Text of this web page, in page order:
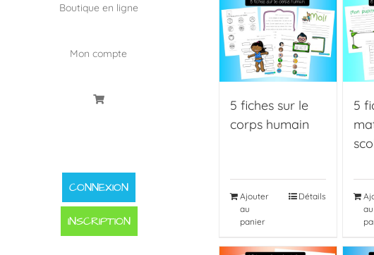
Boutique en ligne
Mon compte
CONNEXION
INSCRIPTION
5 fiches sur le
corps humain
Ajouter
au
panier
Détails
5
au